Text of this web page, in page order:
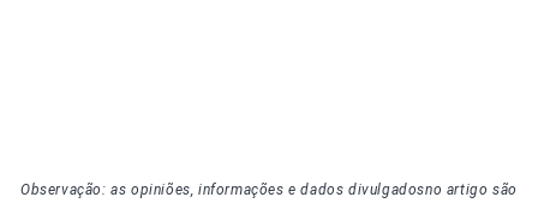
Observação: as opiniões, informações e dados divulgadosno artigosão